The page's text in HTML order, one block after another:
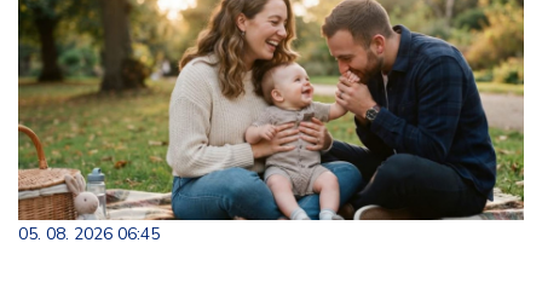
05. 08. 2026 06:45